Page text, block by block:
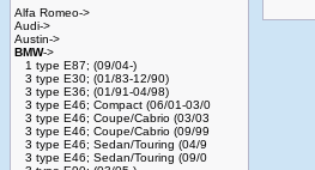
Alfa Romeo->
Audi->
Austin->
BMW->
1 type E87; (09/04-)
3 type E30; (01/83-12/90)
3 type E36; (01/91-04/98)
3 type E46; Compact (06/01-03/0
3 type E46; Coupe/Cabrio (03/03
3 type E46; Coupe/Cabrio (09/99
3 type E46; Sedan/Touring (04/9
3 type E46; Sedan/Touring (09/0